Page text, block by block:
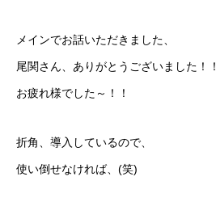
メインでお話いただきました、
尾関さん、ありがとうございました！！
お疲れ様でした～！！
折角、導入しているので、
使い倒せなければ、(笑)